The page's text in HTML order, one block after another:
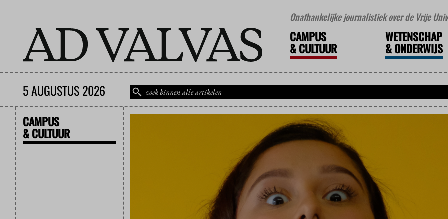
Onafhankelijke journalistiek over de Vrije
CAMPUS
&CULTUUR
WETENSCHAP
&ONDERWIJS
5 AUGUSTUS 2026
CAMPUS
& CULTUUR